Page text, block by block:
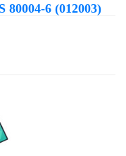
80004-6 (012003)